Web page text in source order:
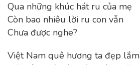
Qua những khúc hát ru của mẹ
Còn bao nhiêu lời ru con vẫn
Chưa được nghe?
Việt Nam quê hương ta đẹp lắm